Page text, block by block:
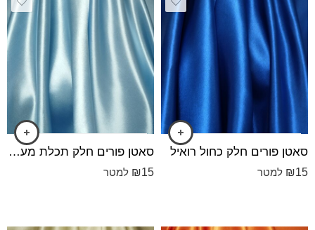
סאטן פורים חלק כחול רואיל
₪15 למטר
סאטן פורים חלק תכלת מעושן
₪15 למטר